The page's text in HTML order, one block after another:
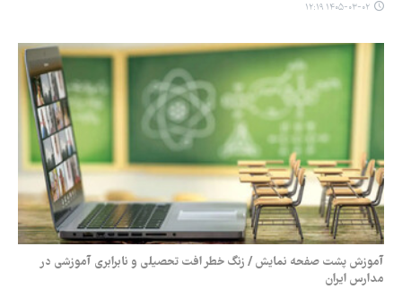
۱۴۰۵-۰۳-۰۲ ۱۲:۱۹
آموزش پشت صفحه نمایش / زنگ خطر افت تحصیلی و نابرابری آموزشی در
مدارس ایران